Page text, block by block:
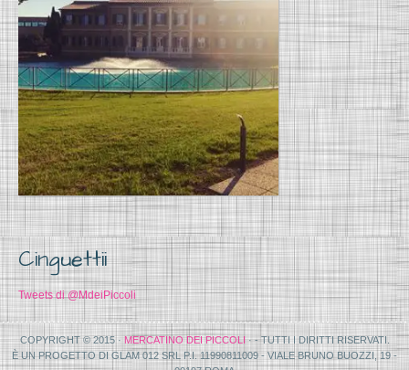
Cinguettii
Tweets di @MdeiPiccoli
COPYRIGHT © 2015 ·MERCATINO DEI PICCOLI· - TUTTI I DIRITTI RISERVATI.
È UN PROGETTO DI GLAM 012 SRL P.I. 11990811009 - VIALE BRUNO BUOZZI, 19 -